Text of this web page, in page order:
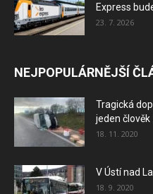
Express
23. 7. 2026
NEJPOPULÁRNĚJŠÍ
Tragická
jeden člověk
18. 11. 2020
V Ústí nad
18. 9. 2020